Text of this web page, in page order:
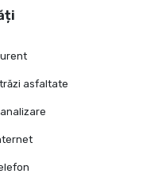
asfaltate